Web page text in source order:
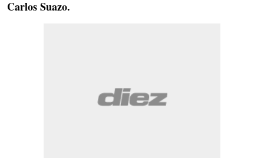
Carlos Suazo.